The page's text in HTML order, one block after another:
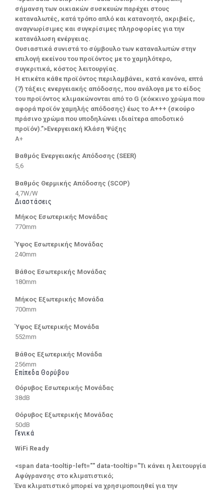
σήμανση των οικιακών συσκευών παρέχει στους
καταναλωτές, κατά τρόπο απλό και κατανοητό, ακριβείς,
αναγνωρίσιμες και συγκρίσιμες πληροφορίες για την
κατανάλωση ενέργειας.
Ουσιαστικά συνιστά το σύμβουλο των καταναλωτών στην
επιλογή εκείνου του προϊόντος με το χαμηλότερο,
συγκριτικά, κόστος λειτουργίας.
Η ετικέτα κάθε προϊόντος περιλαμβάνει, κατά κανόνα, επτά
(7) τάξεις ενεργειακής απόδοσης, που ανάλογα με το είδος
του προϊόντος κλιμακώνονται από το G (κόκκινο χρώμα που
αφορά προϊόν χαμηλής απόδοσης) έως το Α+++ (σκούρο
πράσινο χρώμα που υποδηλώνει ιδιαίτερα αποδοτικό
προϊόν).”>Ενεργειακή Κλάση Ψύξης
A+
Βαθμός Ενεργειακής Απόδοσης (SEER)
5,6
Βαθμός Θερμικής Απόδοσης (SCOP)
4,7W/W
Διαστάσεις
Μήκος Εσωτερικής Μονάδας
770mm
Ύψος Εσωτερικής Μονάδας
240mm
Βάθος Εσωτερικής Μονάδας
180mm
Μήκος Εξωτερικής Μονάδα
700mm
Ύψος Εξωτερικής Μονάδα
552mm
Βάθος Εξωτερικής Μονάδα
256mm
Επίπεδα Θορύβου
Θόρυβος Εσωτερικής Μονάδας
38dB
Θόρυβος Εξωτερικής Μονάδας
50dB
Γενικά
WiFi Ready
<span data-tooltip-left="" data-tooltip="Τι κάνει η λειτουργία
Αφύγρανσης στο κλιματιστικό;
Ένα κλιματιστικό μπορεί να χρησιμοποιηθεί για την